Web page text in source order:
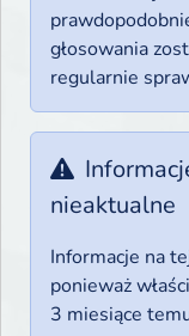
głosowania
regularnie
nieaktualne
Informacje na
ponieważ
3 miesiące